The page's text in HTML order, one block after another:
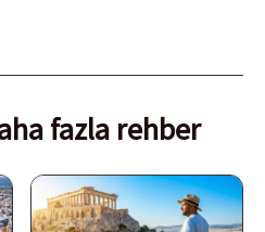
fazla rehber